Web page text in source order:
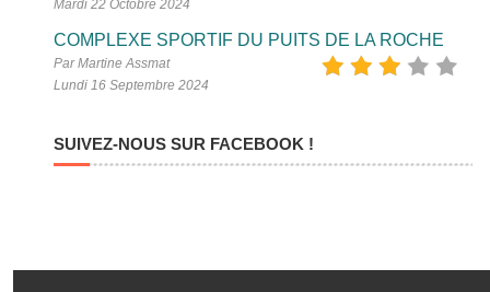
Mardi 22 Octobre 2024
COMPLEXE SPORTIF DU PUITS DE LA ROCHE
Par Martine Assmat
Lundi 16 Septembre 2024
SUIVEZ-NOUS SUR FACEBOOK !